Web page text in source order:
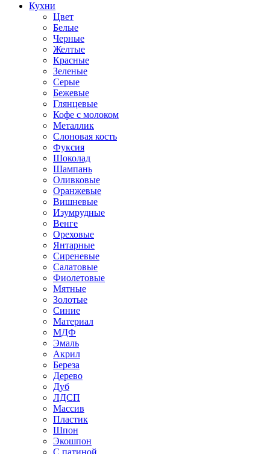
Кухни
Цвет
Белые
Черные
Желтые
Красные
Зеленые
Серые
Бежевые
Глянцевые
Кофе с молоком
Металлик
Слоновая кость
Фуксия
Шоколад
Шампань
Оливковые
Оранжевые
Вишневые
Изумрудные
Венге
Ореховые
Янтарные
Сиреневые
Салатовые
Фиолетовые
Мятные
Золотые
Синие
Материал
МДФ
Эмаль
Акрил
Береза
Дерево
Дуб
ЛДСП
Массив
Пластик
Шпон
Экошпон
С патиной